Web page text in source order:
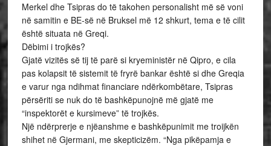
Merkel dhe Tsipras do të takohen personalisht më së voni
në samitin e BE-së në Bruksel më 12 shkurt, tema e të cilit
është situata në Greqi.
Dëbimi i trojkës?
Gjatë vizitës së tij të parë si kryeministër në Qipro, e cila
pas kolapsit të sistemit të fryrë bankar është si dhe Greqia
e varur nga ndihmat financiare ndërkombëtare, Tsipras
përsëriti se nuk do të bashkëpunojnë më gjatë me
“inspektorët e kursimeve” të trojkës.
Një ndërprerje e njëanshme e bashkëpunimit me troijkën
shihet në Gjermani, me skepticizëm. “Nga pikëpamja e